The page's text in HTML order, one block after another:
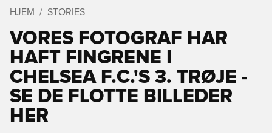
HJEM STORIES
VORES FOTOGRAF HAR
HAFT FINGRENE I
CHELSEA F.C.'S 3. TRØJE -
SE DE FLOTTE BILLEDER
HER